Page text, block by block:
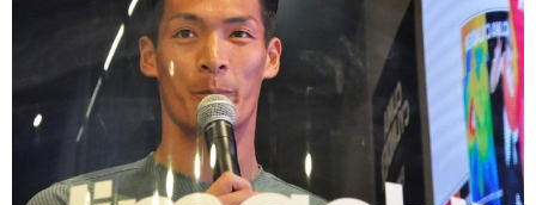
話題
ファッション
デザイン
写真
社会
政治
ハウツー